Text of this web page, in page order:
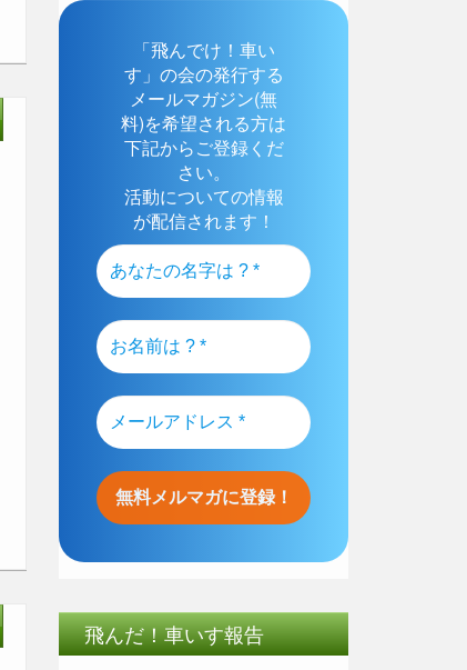
「飛んでけ！車い
す」の会の発行する
メールマガジン(無
料)を希望される方は
下記からご登録くだ
さい。
活動についての情報
が配信されます！
飛んだ！車いす報告